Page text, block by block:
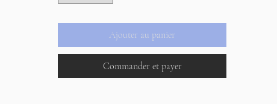
Ajouter au panier
Commander et payer